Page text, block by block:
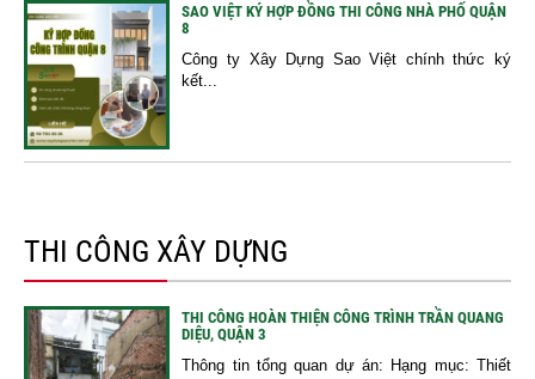
SAO VIỆT KÝ HỢP ĐỒNG THI CÔNG NHÀ PHỐ QUẬN
8
Công ty Xây Dựng Sao Việt chính thức ký
kết...
THI CÔNG XÂY DỰNG
THI CÔNG HOÀN THIỆN CÔNG TRÌNH TRẦN QUANG
DIỆU, QUẬN 3
Thông tin tổng quan dự án: Hạng mục: Thiết